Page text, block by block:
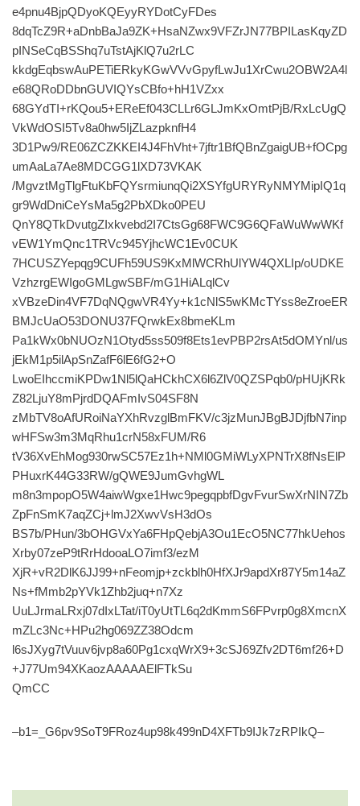
e4pnu4BjpQDyoKQEyyRYDotCyFDes
8dqTcZ9R+aDnbBaJa9ZK+HsaNZwx9VFZrJN77BPILasKqyZD
pINSeCqBSShq7uTstAjKlQ7u2rLC
kkdgEqbswAuPETiERkyKGwVVvGpyfLwJu1XrCwu2OBW2A4l
e68QRoDDbnGUVIQYsCBfo+hH1VZxx
68GYdTI+rKQou5+EReEf043CLLr6GLJmKxOmtPjB/RxLcUgQ
VkWdOSI5Tv8a0hw5IjZLazpknfH4
3D1Pw9/RE06ZCZKKEI4J4FhVht+7jftr1BfQBnZgaigUB+fOCpg
umAaLa7Ae8MDCGG1lXD73VKAK
/MgvztMgTlgFtuKbFQYsrmiunqQi2XSYfgURYRyNMYMipIQ1q
gr9WdDniCeYsMa5g2PbXDko0PEU
QnY8QTkDvutgZIxkvebd2I7CtsGg68FWC9G6QFaWuWwWKf
vEW1YmQnc1TRVc945YjhcWC1Ev0CUK
7HCUSZYepqg9CUFh59US9KxMlWCRhUlYW4QXLIp/oUDKE
VzhzrgEWIgoGMLgwSBF/mG1HiALqlCv
xVBzeDin4VF7DqNQgwVR4Yy+k1cNlS5wKMcTYss8eZroeER
BMJcUaO53DONU37FQrwkEx8bmeKLm
Pa1kWx0bNUOzN1Otyd5ss509f8Ets1evPBP2rsAt5dOMYnl/us
jEkM1p5ilApSnZafF6lE6fG2+O
LwoEIhccmiKPDw1Nl5lQaHCkhCX6l6ZlV0QZSPqb0/pHUjKRk
Z82LjuY8mPjrdDQAFmIvS04SF8N
zMbTV8oAfURoiNaYXhRvzglBmFKV/c3jzMunJBgBJDjfbN7inp
wHFSw3m3MqRhu1crN58xFUM/R6
tV36XvEhMog930rwSC57Ez1h+NMl0GMiWLyXPNTrX8fNsElP
PHuxrK44G33RW/gQWE9JumGvhgWL
m8n3mpopO5W4aiwWgxe1Hwc9pegqpbfDgvFvurSwXrNIN7Zb
ZpFnSmK7aqZCj+lmJ2XwvVsH3dOs
BS7b/PHun/3bOHGVxYa6FHpQebjA3Ou1EcO5NC77hkUehos
Xrby07zeP9tRrHdooaLO7imf3/ezM
XjR+vR2DlK6JJ99+nFeomjp+zckblh0HfXJr9apdXr87Y5m14aZ
Ns+fMmb2pYVk1Zhb2juq+n7Xz
UuLJrmaLRxj07dIxLTat/iT0yUtTL6q2dKmmS6FPvrp0g8XmcnX
mZLc3Nc+HPu2hg069ZZ38Odcm
l6sJXyg7tVuuv6jvp8a60Pg1cxqWrX9+3cSJ69Zfv2DT6mf26+D
+J77Um94XKaozAAAAAElFTkSu
QmCC
–b1=_G6pv9SoT9FRoz4up98k499nD4XFTb9IJk7zRPIkQ–